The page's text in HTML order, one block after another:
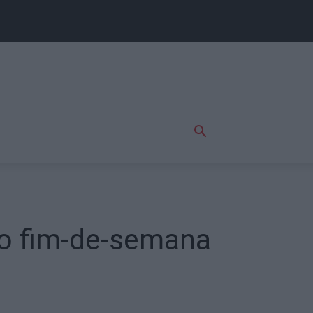
fim-de-semana